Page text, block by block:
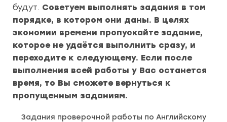
будут. Советуем выполнять задания в том
порядке, в котором они даны. В целях
экономии времени пропускайте задание,
которое не удаётся выполнить сразу, и
переходите к следующему. Если после
выполнения всей работы у Вас останется
время, то Вы сможете вернуться к
пропущенным заданиям.
Задания проверочной работы по Английскому